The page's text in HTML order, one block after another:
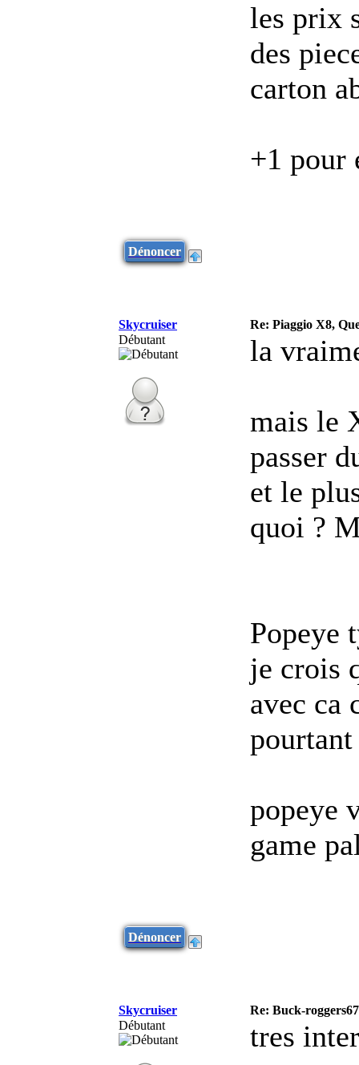
les prix
des
carton
+1 pour
Dénoncer
Skycruiser
Re: Piaggio X8,
Débutant
la
mais le
passer
et le
quoi ?
Popeye
je crois
avec ca
popeye
game
Dénoncer
Skycruiser
Re: Buck-
Débutant
tres